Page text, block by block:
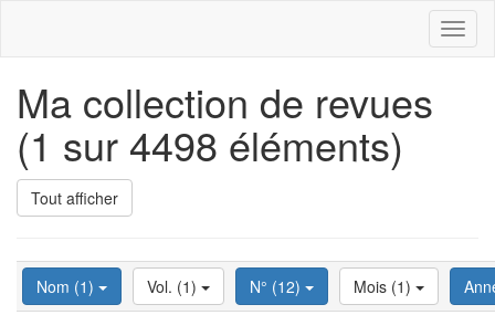
Ma collection de revues
(1 sur 4498 éléments)
Tout afficher
Nom (1) Vol. (1) N° (12) Mois (1)